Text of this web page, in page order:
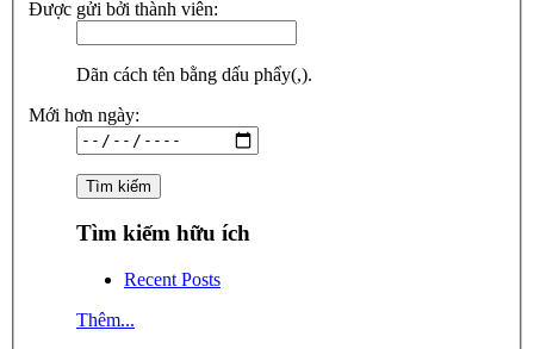
Được gửi bởi thành viên:
Dãn cách tên bằng dấu phẩy(,).
Mới hơn ngày:
Tìm kiếm hữu ích
Recent Posts
Thêm...